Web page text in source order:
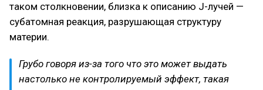
таком столкновении, близка к описанию J-лучей —
субатомная реакция, разрушающая структуру
материи.
Грубо говоря из-за того что это может выдать
настолько не контролируемый эффект, такая